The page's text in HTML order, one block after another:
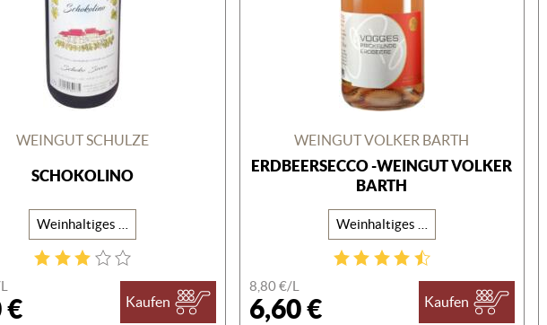
WEINGUT SCHULZE
SCHOKOLINO
L
€ Kaufen
WEINGUT VOLKER BARTH
ERDBEERSECCO -WEINGUT VOLKER
BARTH
8,80 €/L
6,60 € Kaufen